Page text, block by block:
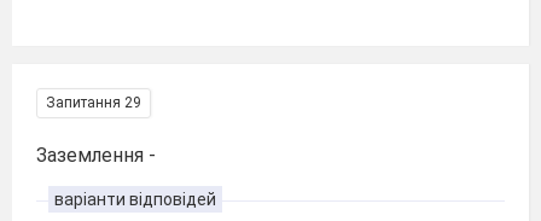
Запитання 29
Заземлення -
варіанти відповідей